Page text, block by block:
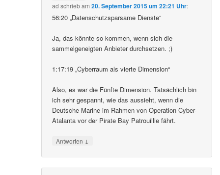
ad schriebam20. September 2015 um 22:21 Uhr:
56:20 „Datenschutzsparsame Dienste“
Ja, das könnte so kommen, wenn sich die
sammelgeneigten Anbieter durchsetzen. ;)
1:17:19 „Cyberraum als vierte Dimension“
Also, es war die Fünfte Dimension. Tatsächlich bin
ich sehr gespannt, wie das aussieht, wenn die
Deutsche Marine im Rahmen von Operation Cyber-
Atalanta vor der Pirate Bay Patrouillie fährt.
Antworten ↓